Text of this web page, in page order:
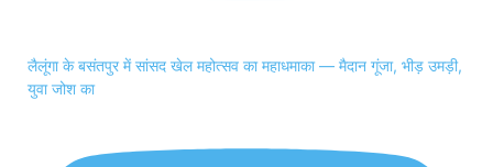
लैलूंगा के बसंतपुर में सांसद खेल महोत्सव का महाधमाका — मैदान गूंजा, भीड़ उमड़ी,
युवा जोश का